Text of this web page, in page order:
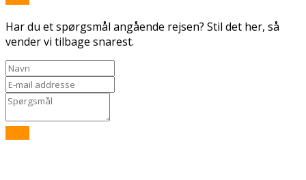
Har du et spørgsmål angående rejsen? Stil det her, så
vender vi tilbage snarest.